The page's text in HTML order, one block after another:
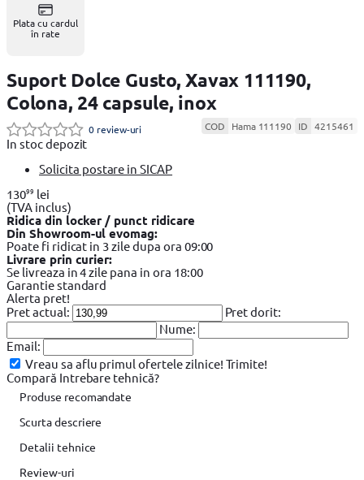
Plata cu cardul
în rate
Suport Dolce Gusto, Xavax 111190,
Colona, 24 capsule, inox
0 review-uri COD Hama 111190 ID 4215461
In stoc depozit
Solicita postare in SICAP
13099 lei
(TVA inclus)
Ridica din locker / punct ridicare
Din Showroom-ul evomag:
Poate fi ridicat in 3 zile dupa ora 09:00
Livrare prin curier:
Se livreaza in 4 zile pana in ora 18:00
Garantie standard
Alerta pret!
Pret actual:
Pret dorit:
Nume:
Email:
Vreau sa aflu primul ofertele zilnice! Trimite!
Compară Intrebare tehnică?
Produse recomandate
Scurta descriere
Detalii tehnice
Review-uri